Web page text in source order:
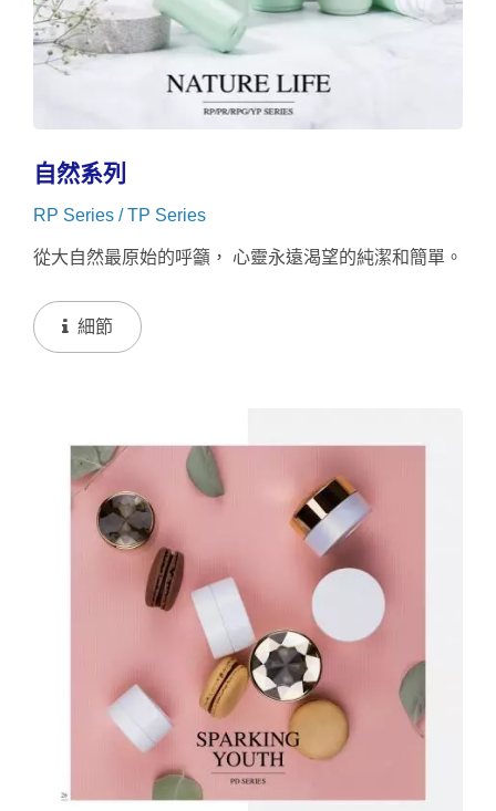
自然系列
RP Series / TP Series
從大自然最原始的呼籲， 心靈永遠渴望的純潔和簡單。
細節